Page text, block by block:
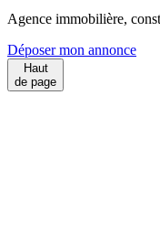
Agence immobilière,
Déposer mon annonce
Haut
de page